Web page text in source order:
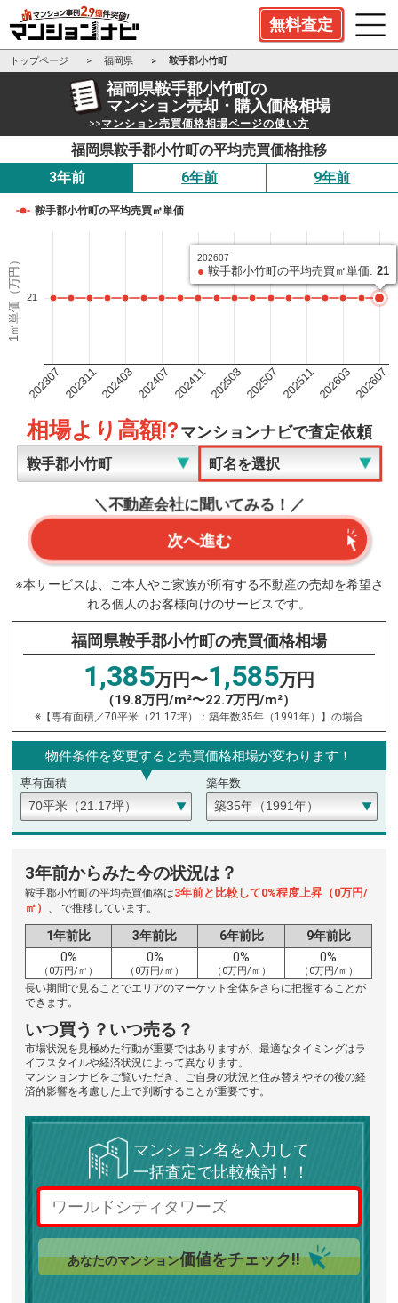
無料査定
トップページ 福岡県 鞍手郡小竹町
福岡県鞍手郡小竹町の
マンション売却・購入価格相場
>>マンション売買価格相場ページの使い方
福岡県鞍手郡小竹町の平均売買価格推移
3年前
6年前 9年前
1㎡単価（万円）
鞍手郡小竹町の平均売買㎡単価
202307202311202403202407202411202503202507202511202603202607
21
202607
● 鞍手郡小竹町の平均売買㎡単価: 21
相場より高額!?マンションナビで査定依頼
＼不動産会社に聞いてみる！／
次へ進む
※本サービスは、ご本人やご家族が所有する不動産の売却を希望さ
れる個人のお客様向けのサービスです。
福岡県鞍手郡小竹町の売買価格相場
1,385万円〜1,585万円
（19.8万円/m²〜22.7万円/m²）
※【専有面積／70平米（21.17坪）：築年数35年（1991年）】の場合
物件条件を変更すると売買価格相場が変わります！
専有面積 築年数
3年前からみた今の状況は？
鞍手郡小竹町の平均売買価格は3年前と比較して0%程度上昇（0万円/
㎡） 、 で推移しています。
1年前比 3年前比 6年前比
9年前比
0%
（0万円/㎡）
0%
（0万円/㎡）
0%
（0万円/㎡）
0%
（0万円/㎡）
長い期間で見ることでエリアのマーケット全体をさらに把握することが
できます。
いつ買う？いつ売る？
市場状況を見極めた行動が重要ではありますが、最適なタイミングはラ
イフスタイルや経済状況によって異なります。
マンションナビをご覧いただき、ご自身の状況と住み替えやその後の経
済的影響を考慮した上で判断することが重要です。
マンション名を入力して
一括査定で比較検討！！
あなたのマンション価値をチェック!!